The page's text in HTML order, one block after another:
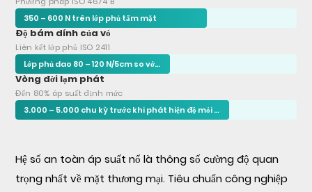
350 – 600 N trên lớp phủ tấm mặt
Độ bám dính của vỏ
Liên kết lớp phủ ISO 2411
Lớp phủ dao 80 – 120 N/5cm so với lịch 40–55 N/5cm
Vòng đời lạm phát
Đến 80% áp suất định mức
3.000 – 5.000 chu kỳ trước khi phát hiện độ mỏi của sợi
Hệ số an toàn áp suất nổ là thông số cường độ quan
trọng nhất về mặt thương mại. Tiêu chuẩn công nghiệp